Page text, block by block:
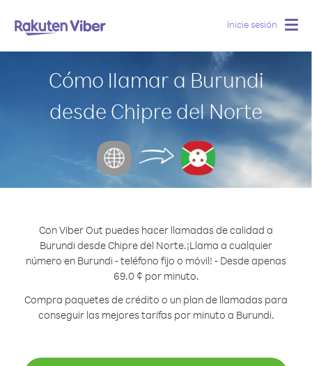
Inicie sesión
Cómo llamar a Burundi
desde Chipre del Norte
Con Viber Out puedes hacer llamadas de calidad a
Burundi desde Chipre del Norte.¡Llama a cualquier
número en Burundi - teléfono fijo o móvil! - Desde apenas
69.0 ¢ por minuto.
Compra paquetes de crédito o un plan de llamadas para
conseguir las mejores tarifas por minuto a Burundi.